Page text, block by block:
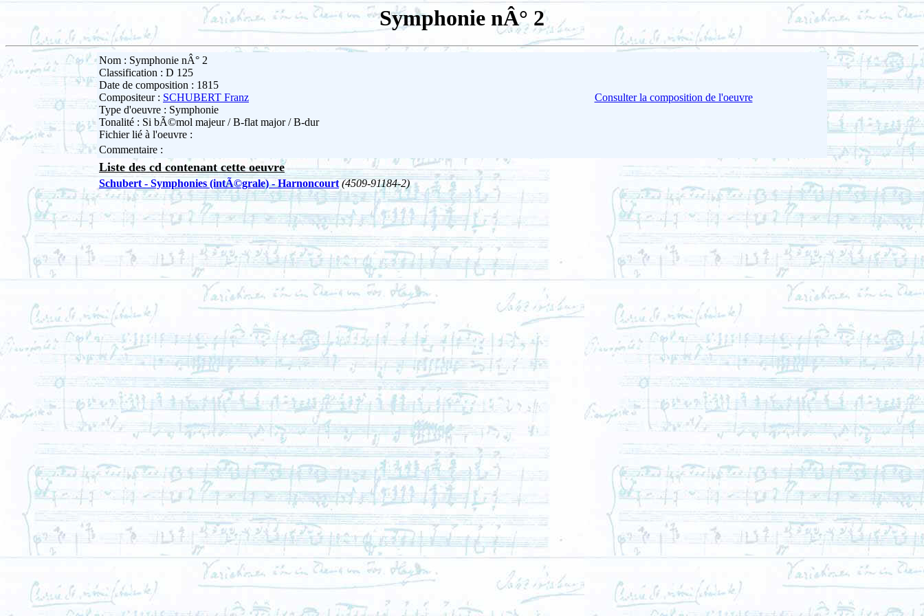
Symphonie nÂ° 2
Nom : Symphonie nÂ° 2
Classification : D 125
Date de composition : 1815
Compositeur : SCHUBERT Franz
Type d'oeuvre : Symphonie
Tonalité : Si bÃ©mol majeur / B-flat major / B-dur
Fichier lié à l'oeuvre :
Consulter la composition de l'oeuvre
Commentaire :
Liste des cd contenant cette oeuvre
Schubert - Symphonies (intÃ©grale) - Harnoncourt (4509-91184-2)